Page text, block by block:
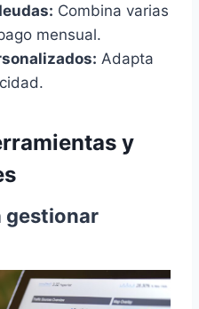
Combina varias
mensual.
Adapta
y
gestionar